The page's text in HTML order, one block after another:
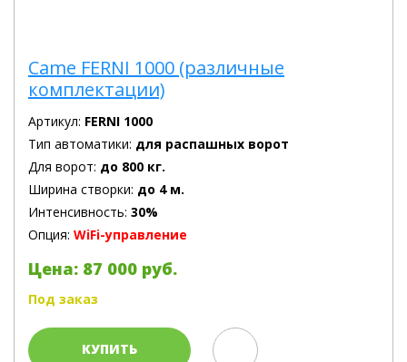
Came FERNI 1000 (различные
комплектации)
Артикул: FERNI 1000
Тип автоматики: для распашных ворот
Для ворот: до 800 кг.
Ширина створки: до 4 м.
Интенсивность: 30%
Опция: WiFi-управление
Цена: 87 000 руб.
Под заказ
КУПИТЬ